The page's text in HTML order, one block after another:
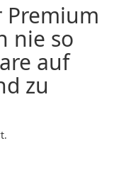
Premium
nie so
auf
zu